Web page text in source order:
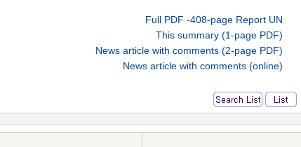
Full PDF -408-page Report UN
This summary (1-page PDF)
News article with comments (2-page PDF)
News article with comments (online)